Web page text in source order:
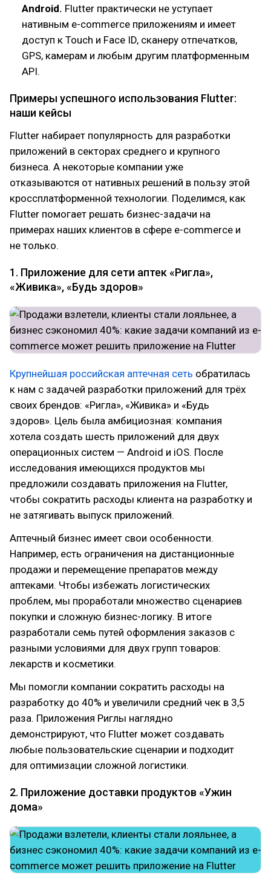
Android. Flutter практически не уступает
нативным e-commerce приложениям и имеет
доступ к Touch и Face ID, сканеру отпечатков,
GPS, камерам и любым другим платформенным
API.
Примеры успешного использования Flutter:
наши кейсы
Flutter набирает популярность для разработки
приложений в секторах среднего и крупного
бизнеса. А некоторые компании уже
отказываются от нативных решений в пользу этой
кроссплатформенной технологии. Поделимся, как
Flutter помогает решать бизнес-задачи на
примерах наших клиентов в сфере e-commerce и
не только.
1. Приложение для сети аптек «Ригла»,
«Живика», «Будь здоров»
Крупнейшая российская аптечная сеть обратилась
к нам с задачей разработки приложений для трёх
своих брендов: «Ригла», «Живика» и «Будь
здоров». Цель была амбициозная: компания
хотела создать шесть приложений для двух
операционных систем — Android и iOS. После
исследования имеющихся продуктов мы
предложили создавать приложения на Flutter,
чтобы сократить расходы клиента на разработку и
не затягивать выпуск приложений.
Аптечный бизнес имеет свои особенности.
Например, есть ограничения на дистанционные
продажи и перемещение препаратов между
аптеками. Чтобы избежать логистических
проблем, мы проработали множество сценариев
покупки и сложную бизнес-логику. В итоге
разработали семь путей оформления заказов с
разными условиями для двух групп товаров:
лекарств и косметики.
Мы помогли компании сократить расходы на
разработку до 40% и увеличили средний чек в 3,5
раза. Приложения Риглы наглядно
демонстрируют, что Flutter может создавать
любые пользовательские сценарии и подходит
для оптимизации сложной логистики.
2. Приложение доставки продуктов «Ужин
дома»